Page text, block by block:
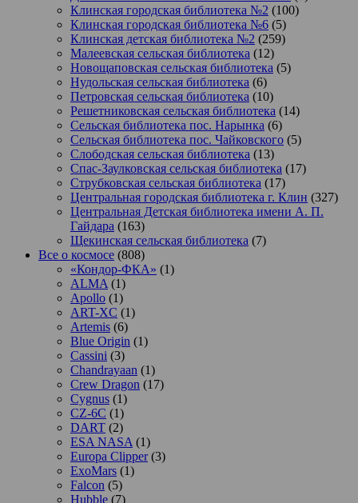
Клинская городская библиотека №2 (100)
Клинская городская библиотека №6 (5)
Клинская детская библиотека №2 (259)
Малеевская сельская библиотека (12)
Новощаповская сельская библиотека (5)
Нудольская сельская библиотека (6)
Петровская сельская библиотека (10)
Решетниковская сельская библиотека (14)
Сельская библиотека пос. Нарынка (6)
Сельская библиотека пос. Чайковского (5)
Слободская сельская библиотека (13)
Спас-Заулковская сельская библиотека (17)
Струбковская сельская библиотека (17)
Центральная городская библиотека г. Клин (327)
Центральная Детская библиотека имени А. П.
Гайдара (163)
Щекинская сельская библиотека (7)
Все о космосе (808)
«Кондор-ФКА» (1)
ALMA (1)
Apollo (1)
ART-XC (1)
Artemis (6)
Blue Origin (1)
Cassini (3)
Chandrayaan (1)
Crew Dragon (17)
Cygnus (1)
CZ-6C (1)
DART (2)
ESA NASA (1)
Europa Clipper(3)
ExoMars (1)
Falcon (5)
Hubble (7)